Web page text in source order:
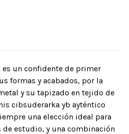
es un confidente de primer
formas y acabados, por la
y su tapizado en tejido de
cibsuderarka yb ayténtico
una elección ideal para
de estudio, y una combinación